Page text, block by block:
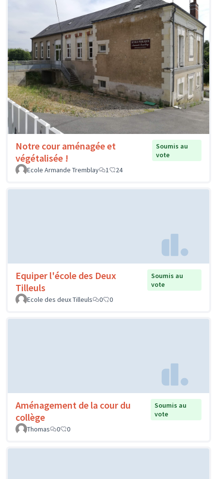
Notre cour aménagée et
végétalisée !
Soumis au
vote
Ecole Armande Tremblay
1 24
Equiper l'école des Deux
Tilleuls
Soumis au
vote
Ecole des deux Tilleuls
0 0
Aménagement de la cour du
collège
Soumis au
vote
Thomas
0 0